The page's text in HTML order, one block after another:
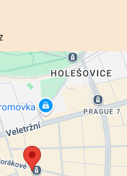
je blokován Volbami
soukromí
načíst externí obsah?